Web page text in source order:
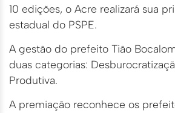
10 edições, o Acre realizará sua
estadual do PSPE.
A gestão do prefeito Tião
duas categorias:
Produtiva.
A premiação reconhece os